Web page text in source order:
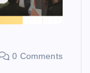
0 Comments